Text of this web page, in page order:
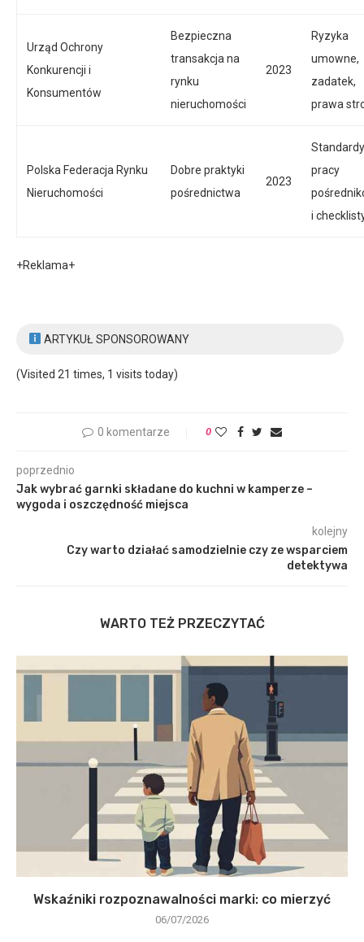
Urząd Ochrony
Konkurencji i
Konsumentów
Bezpieczna
transakcja na
rynku
nieruchomości
2023
Ryzyka
umowne,
zadatek,
prawa
Polska Federacja Rynku
Nieruchomości
Dobre praktyki
pośrednictwa
2023
Standardy
pracy
i
+Reklama+
ARTYKUŁ SPONSOROWANY
(Visited 21 times, 1 visits today)
0 komentarze 0
poprzednio
Jak wybrać garnki składane do kuchni w kamperze –
wygoda i oszczędność miejsca
kolejny
Czy warto działać samodzielnie czy ze wsparciem
detektywa
WARTO TEŻ PRZECZYTAĆ
Wskaźniki rozpoznawalności marki: co mierzyć
06/07/2026